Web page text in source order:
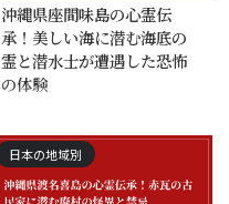
沖縄県座間味島の心霊伝
承！美しい海に潜む海底の
霊と潜水士が遭遇した恐怖
の体験
士の怪談
日本の地域別